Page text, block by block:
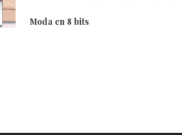
Moda en 8 bits